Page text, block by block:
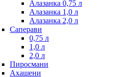
Алазанка 0,75 л
Алазанка 1,0 л
Алазанка 2,0 л
Саперави
0,75 л
1,0 л
2,0 л
Пиросмани
Ахашени